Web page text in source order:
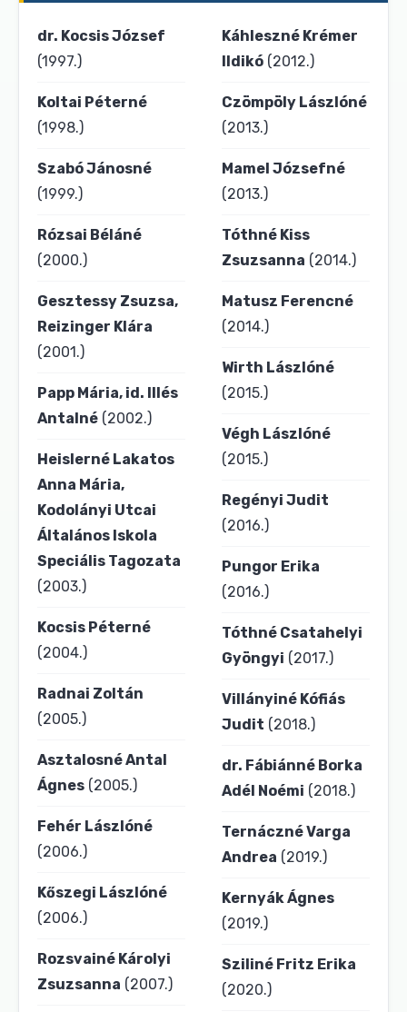
dr. Kocsis József
(1997.)
Koltai Péterné
(1998.)
Szabó Jánosné
(1999.)
Rózsai Béláné
(2000.)
Gesztessy Zsuzsa,
Reizinger Klára
(2001.)
Papp Mária, id. Illés
Antalné (2002.)
Heislerné Lakatos
Anna Mária,
Kodolányi Utcai
Általános Iskola
Speciális Tagozata
(2003.)
Kocsis Péterné
(2004.)
Radnai Zoltán
(2005.)
Asztalosné Antal
Ágnes (2005.)
Fehér Lászlóné
(2006.)
Kőszegi Lászlóné
(2006.)
Rozsvainé Károlyi
Zsuzsanna (2007.)
Káhleszné Krémer
Ildikó (2012.)
Czömpöly Lászlóné
(2013.)
Mamel Józsefné
(2013.)
Tóthné Kiss
Zsuzsanna (2014.)
Matusz Ferencné
(2014.)
Wirth Lászlóné
(2015.)
Végh Lászlóné
(2015.)
Regényi Judit
(2016.)
Pungor Erika
(2016.)
Tóthné Csatahelyi
Gyöngyi (2017.)
Villányiné Kófiás
Judit (2018.)
dr. Fábiánné Borka
Adél Noémi (2018.)
Ternáczné Varga
Andrea (2019.)
Kernyák Ágnes
(2019.)
Sziliné Fritz Erika
(2020.)